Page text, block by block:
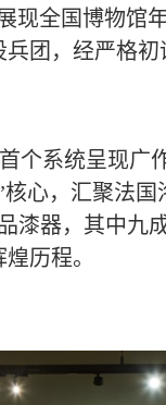
现全国博物
团，经严格
系统呈现广
心，汇聚法
漆器，其中
历程。